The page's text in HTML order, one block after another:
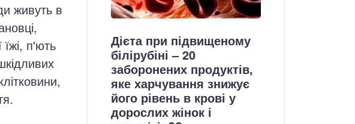
живуть в
їжі, п'ють
Дієта при підвищеному
білірубіні – 20
заборонених продуктів,
яке харчування знижує
його рівень в крові у
дорослих жінок і